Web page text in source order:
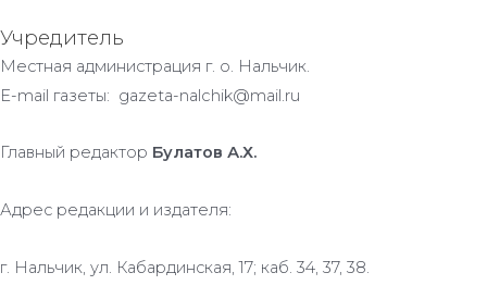
Учредитель
Местная администрация г. о. Нальчик.
E-mail газеты: gazeta-nalchik@mail.ru
Главный редактор Булатов А.Х.
Адрес редакции и издателя:
г. Нальчик, ул. Кабардинская, 17; каб. 34, 37, 38.